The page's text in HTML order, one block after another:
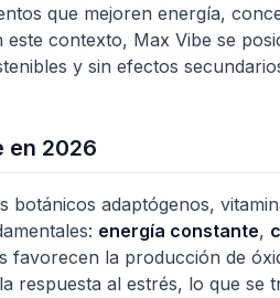
que mejoren energía,
este contexto, Max Vibe se
y sin efectos
en 2026
botánicos adaptógenos,
energía constante,
favorecen la producción de
respuesta al estrés, lo que se